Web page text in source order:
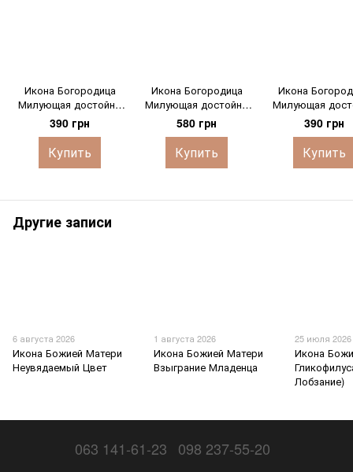
Икона Богородица
Милующая достойно
есть 10 Х 14 см
390 грн
Купить
Икона Богородица
Милующая достойно
есть 14 Х 19 см
580 грн
Купить
Икона
Милующая
есть 10 Х 14
390 грн
Купить
Другие записи
6 августа 2026
Икона Божией Матери
Неувядаемый Цвет
1 августа 2026
Икона Божией Матери
Взыграние Младенца
25 июля 2026
Икона
Лобзание)
063 141-61-23 098 237-55-20